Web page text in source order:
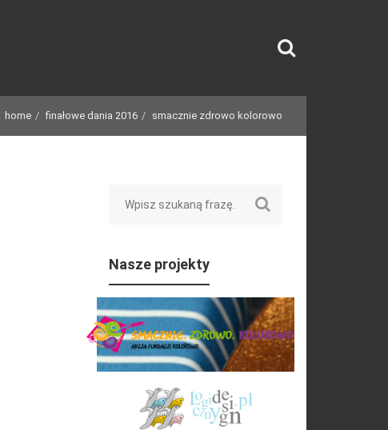
home finałowe dania 2016 smacznie zdrowo kolorowo
Nasze projekty